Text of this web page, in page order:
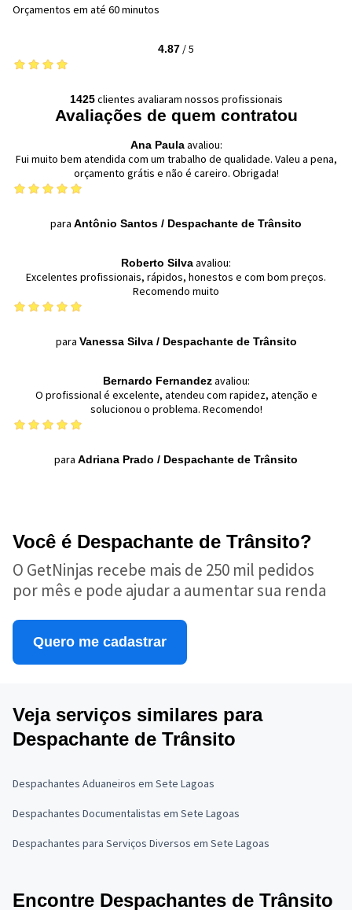
Orçamentos em até 60 minutos
4.87 /5
1425clientes avaliaram nossos profissionais
Avaliações de quem contratou
Ana Paulaavaliou:
Fui muito bem atendida com um trabalho de qualidade. Valeu a pena,
orçamento grátis e não é careiro. Obrigada!
para Antônio Santos / Despachante de Trânsito
Roberto Silvaavaliou:
Excelentes profissionais, rápidos, honestos e com bom preços.
Recomendo muito
para Vanessa Silva/ Despachante de Trânsito
Bernardo Fernandezavaliou:
O profissional é excelente, atendeu com rapidez, atenção e
solucionou o problema. Recomendo!
para Adriana Prado / Despachante de Trânsito
Você é Despachante de Trânsito?
O GetNinjas recebe mais de 250 mil pedidos
por mês e pode ajudar a aumentar sua renda
Quero me cadastrar
Veja serviços similares para
Despachante de Trânsito
Despachantes Aduaneiros em Sete Lagoas
Despachantes Documentalistas em Sete Lagoas
Despachantes para Serviços Diversos em Sete Lagoas
Encontre Despachantes de Trânsito